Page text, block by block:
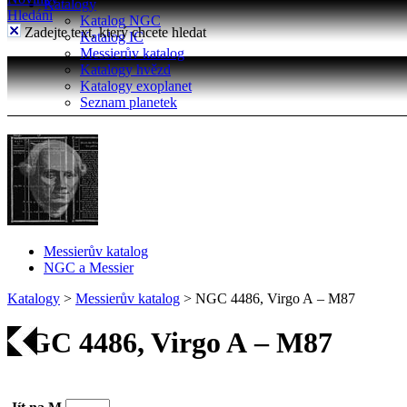
Katalogy
Katalog NGC
Katalog IC
Messierův katalog
Katalogy hvězd
Katalogy exoplanet
Seznam planetek
Hledání
Zadejte text, který chcete hledat
Messierův katalog
NGC a Messier
Katalogy > Messierův katalog > NGC 4486, Virgo A – M87
NGC 4486, Virgo A – M87